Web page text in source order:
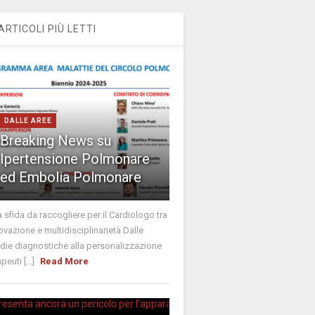
PIÙ LETTI
DALLE AREE
Breaking News su
Ipertensione Polmonare
ed Embolia Polmonare
sfida da raccogliere per il Cardiologo tra
e multidisciplinarietà Dalle
diagnostiche alla personalizzazione
[...]
Read More